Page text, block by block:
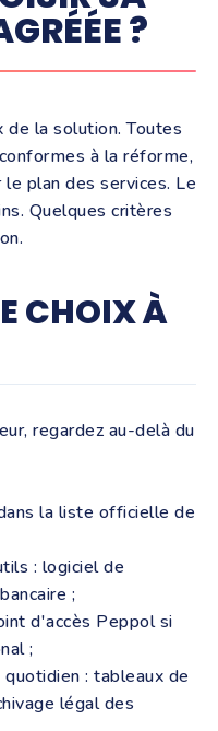
?
la solution. Toutes
à la réforme,
plan des services. Le
Quelques critères
CHOIX À
regardez au-delà du
la liste officielle de
: logiciel de
;
d'accès Peppol si
;
: tableaux de
légal des